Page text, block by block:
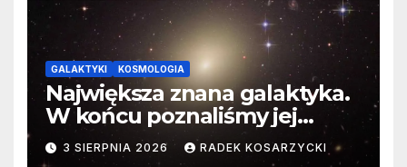
GALAKTYKI KOSMOLOGIA
Największa znana galaktyka.
W końcu poznaliśmy jej
faktyczne wymiary
3 SIERPNIA 2026 RADEK KOSARZYCKI